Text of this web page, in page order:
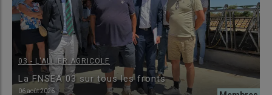
03 - L'ALLIER AGRICOLE
La FNSEA 03 sur tous les fronts
06 août 2026